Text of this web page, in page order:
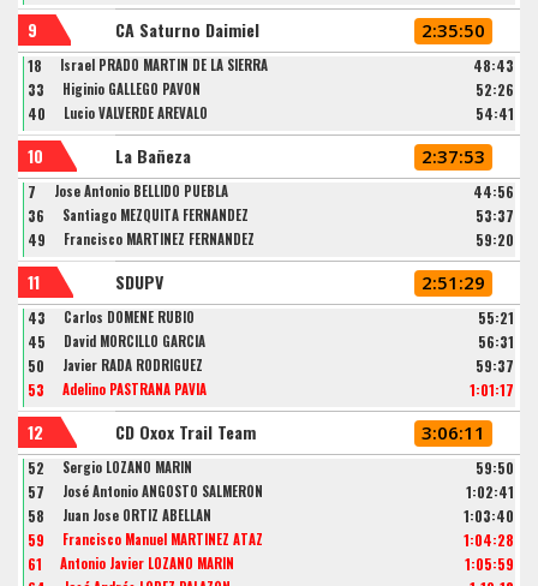
9 CA Saturno Daimiel 2:35:50
18 Israel PRADO MARTIN DE LA SIERRA
48:43
33
Higinio GALLEGO PAVON
52:26
40
Lucio VALVERDE ARÉVALO 54:41
10 La Bañeza 2:37:53
7 Jose Antonio BELLIDO PUEBLA
44:56
36
Santiago MEZQUITA FERNÁNDEZ
53:37
49
Francisco MARTINEZ FERNANDEZ 59:20
11 SDUPV 2:51:29
43 Carlos DOMENE RUBIO
55:21
45
David MORCILLO GARCIA
56:31
50
Javier RADA RODRÍGUEZ
59:37
53
Adelino PASTRANA PAVIA 1:01:17
12 CD Oxox Trail Team 3:06:11
52 Sergio LOZANO MARIN
59:50
57
José Antonio ANGOSTO SALMERÓN
1:02:41
58
Juan Jose ORTIZ ABELLAN
1:03:40
59
Francisco Manuel MARTÍNEZ ATAZ
1:04:28
61
Antonio Javier LOZANO MARÍN
1:05:59